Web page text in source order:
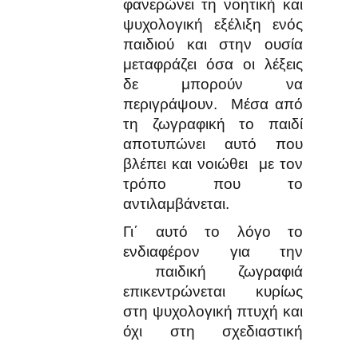
φανερώνει τη νοητική και
ψυχολογική εξέλιξη ενός
παιδιού και στην ουσία
μεταφράζει όσα οι λέξεις
δε μπορούν να
περιγράψουν. Μέσα από
τη ζωγραφική το παιδί
αποτυπώνει αυτό που
βλέπει και νοιώθει με τον
τρόπο που το
αντιλαμβάνεται.
Γι΄ αυτό το λόγο το
ενδιαφέρον για την
παιδική ζωγραφιά
επικεντρώνεται κυρίως
στη ψυχολογική πτυχή και
όχι στη σχεδιαστική